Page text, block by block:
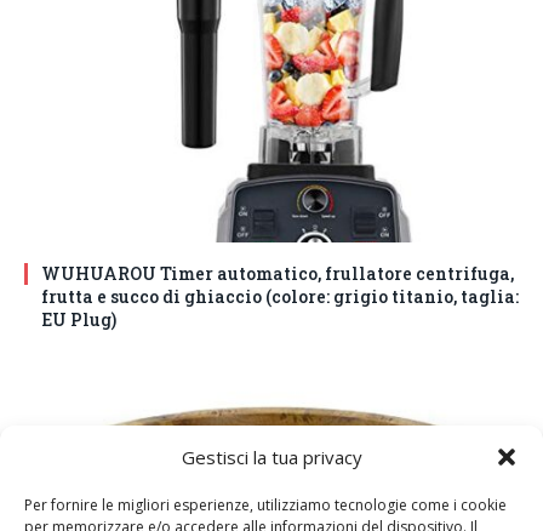
Gestisci la tua privacy
Per fornire le migliori esperienze, utilizziamo tecnologie come i cookie
per memorizzare e/o accedere alle informazioni del dispositivo. Il
WUHUAROU Timer automatico, frullatore centrifuga,
frutta e succo di ghiaccio (colore: grigio titanio, taglia:
EU Plug)